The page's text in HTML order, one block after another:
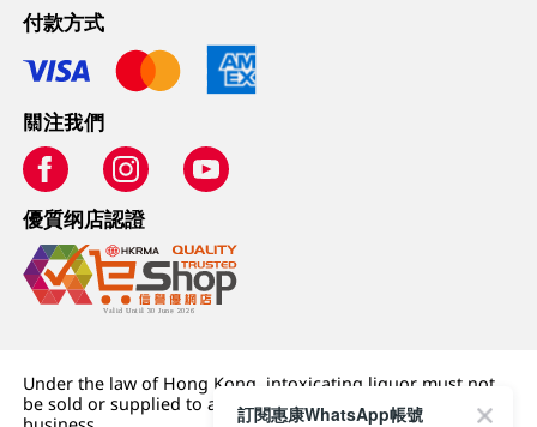
付款方式
關注我們
優質纲店認證
Under the law of Hong Kong, intoxicating liquor must not
be sold or supplied to a minor (under 18) in the course of
訂閱惠康WhatsApp帳號